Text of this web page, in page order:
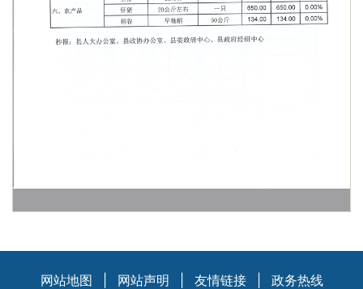
网站地图 网站声明 友情链接 政务热线